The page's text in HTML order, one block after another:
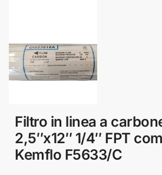
Filtro in linea a
2,5″x12″ 1/4″ FPT
Kemflo F5633/C